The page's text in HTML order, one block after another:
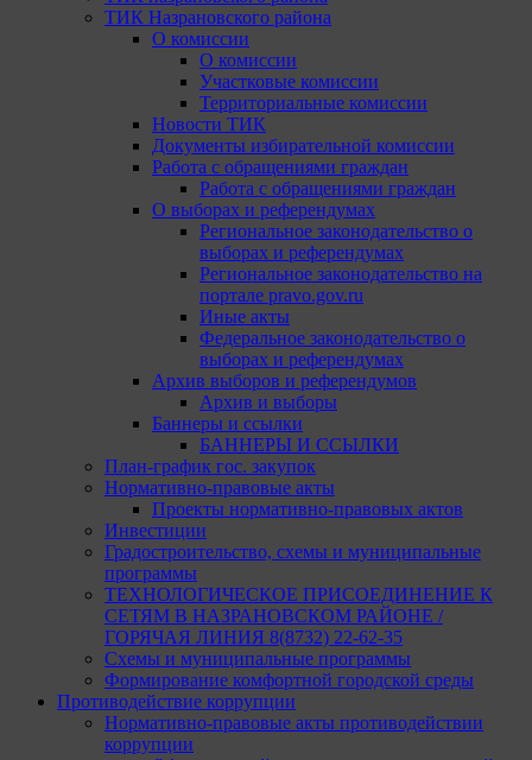
ТИК Назрановского района
О комиссии
О комиссии
Участковые комиссии
Территориальные комиссии
Новости ТИК
Документы избирательной комиссии
Работа с обращениями граждан
Работа с обращениями граждан
О выборах и референдумах
Региональное законодательство о
выборах и референдумах
Региональное законодательство на
портале pravo.gov.ru
Иные акты
Федеральное законодательство о
выборах и референдумах
Архив выборов и референдумов
Архив и выборы
Баннеры и ссылки
БАННЕРЫ И ССЫЛКИ
План-график гос. закупок
Нормативно-правовые акты
Проекты нормативно-правовых актов
Инвестиции
Градостроительство, схемы и муниципальные
программы
ТЕХНОЛОГИЧЕСКОЕ ПРИСОЕДИНЕНИЕ К
СЕТЯМ В НАЗРАНОВСКОМ РАЙОНЕ /
ГОРЯЧАЯ ЛИНИЯ 8(8732) 22-62-35
Схемы и муниципальные программы
Формирование комфортной городской среды
Противодействие коррупции
Нормативно-правовые акты противодействии
коррупции